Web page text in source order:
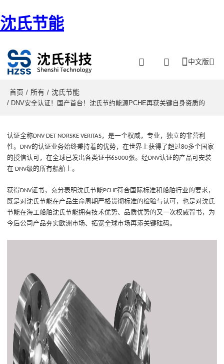
沈氏节能
中文版
首页 / 所有 / 沈氏节能
/ DNV安全认证！国产首台！沈氏节约能源PCHE再获关键自身资质的
认证全称DNV-DET NORSKE VERITAS，是一个权威，专业，独立的非营利
性。DNV的认证业务始终秉持着的优势，在世界上获得了超过80多个国家
的授信认可，在全球已发出各类证书65000张。经DNV认证的产品可安装
在DNV级的所有船舶上。
获得DNV证书，充分表明沈氏节能PCHE符合国际标准和船舶行业的要求 ，
既是对沈氏节能在产品生命周期严格贯彻标准的检验与认可，也是对沈氏
节能在海工船舶沈氏节能拥有技术优势、品质优势的又一次权威背书， 为
今后公司产品夯实欧洲市场、拓宽全球市场再添关键砝码。